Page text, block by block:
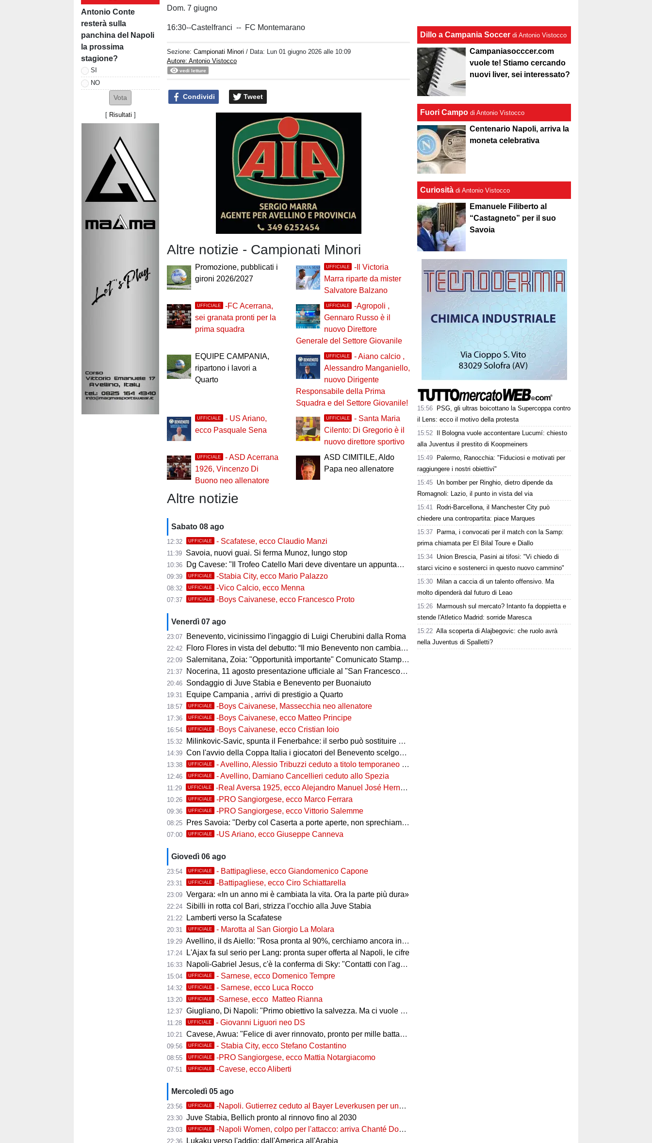
Antonio Conte
resterà sulla
panchina del Napoli
la prossima
stagione?
SI
NO
[ Risultati ]
Dom. 7 giugno
16:30--Castelfranci -- FC Montemarano
Sezione:Campionati Minori / Data: Lun 01 giugno 2026 alle 10:09
Autore: Antonio Vistocco
vedi letture
Condividi Tweet
Altre notizie - Campionati Minori
Promozione, pubblicati i
gironi 2026/2027
UFFICIALE
-Il Victoria
Marra riparte da mister
Salvatore Balzano
UFFICIALE
-FC Acerrana,
sei granata pronti per la
prima squadra
UFFICIALE
-Agropoli ,
Gennaro Russo è il
nuovo Direttore
Generale del Settore Giovanile
EQUIPE CAMPANIA,
ripartono i lavori a
Quarto
UFFICIALE
- Aiano calcio ,
Alessandro Manganiello,
nuovo Dirigente
Responsabile della Prima
Squadra e del Settore Giovanile!
UFFICIALE
- US Ariano,
ecco Pasquale Sena
UFFICIALE
- Santa Maria
Cilento: Di Gregorio è il
nuovo direttore sportivo
UFFICIALE
- ASD Acerrana
1926, Vincenzo Di
Buono neo allenatore
ASD CIMITILE, Aldo
Papa neo allenatore
Altre notizie
Sabato 08 ago
12:32 UFFICIALE - Scafatese, ecco Claudio Manzi
11:39 Savoia, nuovi guai. Si ferma Munoz, lungo stop
10:36 Dg Cavese: "Il Trofeo Catello Mari deve diventare un appuntamento fisso"
09:39 UFFICIALE -Stabia City, ecco Mario Palazzo
08:32 UFFICIALE -Vico Calcio, ecco Menna
07:37 UFFICIALE -Boys Caivanese, ecco Francesco Proto
Venerdì 07 ago
23:07 Benevento, vicinissimo l'ingaggio di Luigi Cherubini dalla Roma
22:42 Floro Flores in vista del debutto: “Il mio Benevento non cambia pelle"
22:09 Salernitana, Zoia: "Opportunità importante" Comunicato Stampa 08 agosto 2026 20:58
21:37 Nocerina, 11 agosto presentazione ufficiale al "San Francesco" e test congiunto con la Gelbison
20:46 Sondaggio di Juve Stabia e Benevento per Buonaiuto
19:31 Equipe Campania , arrivi di prestigio a Quarto
18:57 UFFICIALE -Boys Caivanese, Massecchia neo allenatore
17:36 UFFICIALE -Boys Caivanese, ecco Matteo Principe
16:54 UFFICIALE -Boys Caivanese, ecco Cristian Ioio
15:32 Milinkovic-Savic, spunta il Fenerbahce: il serbo può sostituire Ederson
14:39 Con l'avvio della Coppa Italia i giocatori del Benevento scelgono i numeri di maglia
13:38 UFFICIALE - Avellino, Alessio Tribuzzi ceduto a titolo temporaneo al Bari
12:46 UFFICIALE - Avellino, Damiano Cancellieri ceduto allo Spezia
11:29 UFFICIALE -Real Aversa 1925, ecco Alejandro Manuel José Hernández Gouveia,
10:26 UFFICIALE -PRO Sangiorgese, ecco Marco Ferrara
09:36 UFFICIALE -PRO Sangiorgese, ecco Vittorio Salemme
08:25 Pres Savoia: "Derby col Caserta a porte aperte, non sprechiamo l'occasione"
07:00 UFFICIALE -US Ariano, ecco Giuseppe Canneva
Giovedì 06 ago
23:54 UFFICIALE - Battipagliese, ecco Giandomenico Capone
23:31 UFFICIALE -Battipagliese, ecco Ciro Schiattarella
23:09 Vergara: «In un anno mi è cambiata la vita. Ora la parte più dura»
22:24 Sibilli in rotta col Bari, strizza l’occhio alla Juve Stabia
21:22 Lamberti verso la Scafatese
20:31 UFFICIALE - Marotta al San Giorgio La Molara
19:29 Avellino, il ds Aiello: "Rosa pronta al 90%, cerchiamo ancora innesti di qualità"
17:24 L'Ajax fa sul serio per Lang: pronta super offerta al Napoli, le cifre
16:33 Napoli-Gabriel Jesus, c'è la conferma di Sky: "Contatti con l'agente, i dettagli"
15:04 UFFICIALE - Sarnese, ecco Domenico Tempre
14:32 UFFICIALE - Sarnese, ecco Luca Rocco
13:20 UFFICIALE -Sarnese, ecco Matteo Rianna
12:37 Giugliano, Di Napoli: "Primo obiettivo la salvezza. Ma ci vuole ambizione"
11:28 UFFICIALE - Giovanni Liguori neo DS
10:21 Cavese, Awua: "Felice di aver rinnovato, pronto per mille battaglie"
09:56 UFFICIALE - Stabia City, ecco Stefano Costantino
08:55 UFFICIALE -PRO Sangiorgese, ecco Mattia Notargiacomo
07:51 UFFICIALE -Cavese, ecco Aliberti
Mercoledì 05 ago
23:56 UFFICIALE -Napoli. Gutierrez ceduto al Bayer Leverkusen per una cifra record
23:30 Juve Stabia, Bellich pronto al rinnovo fino al 2030
23:03 UFFICIALE -Napoli Women, colpo per l'attacco: arriva Chanté Dompig
22:36 Lukaku verso l'addio: dall'America all'Arabia
Dillo a Campania Soccer di Antonio Vistocco
Campaniasocccer.com
vuole te! Stiamo cercando
nuovi liver, sei interessato?
Fuori Campo di Antonio Vistocco
Centenario Napoli, arriva la
moneta celebrativa
Curiosità di Antonio Vistocco
Emanuele Filiberto al
“Castagneto” per il suo
Savoia
15:56
PSG, gli ultras boicottano la Supercoppa contro
il Lens: ecco il motivo della protesta
15:52
Il Bologna vuole accontentare Lucumí: chiesto
alla Juventus il prestito di Koopmeiners
15:49
Palermo, Ranocchia: "Fiduciosi e motivati per
raggiungere i nostri obiettivi"
15:45 Un bomber per Ringhio, dietro dipende da
Romagnoli: Lazio, il punto in vista del via
15:41
Rodri-Barcellona, il Manchester City può
chiedere una contropartita: piace Marques
15:37
Parma, i convocati per il match con la Samp:
prima chiamata per El Bilal Toure e Diallo
15:34 Union Brescia, Pasini ai tifosi: "Vi chiedo di
starci vicino e sostenerci in questo nuovo cammino"
15:30
Milan a caccia di un talento offensivo. Ma
molto dipenderà dal futuro di Leao
15:26
Marmoush sul mercato? Intanto fa doppietta e
stende l'Atletico Madrid: sorride Maresca
15:22 Alla scoperta di Alajbegovic: che ruolo avrà
nella Juventus di Spalletti?